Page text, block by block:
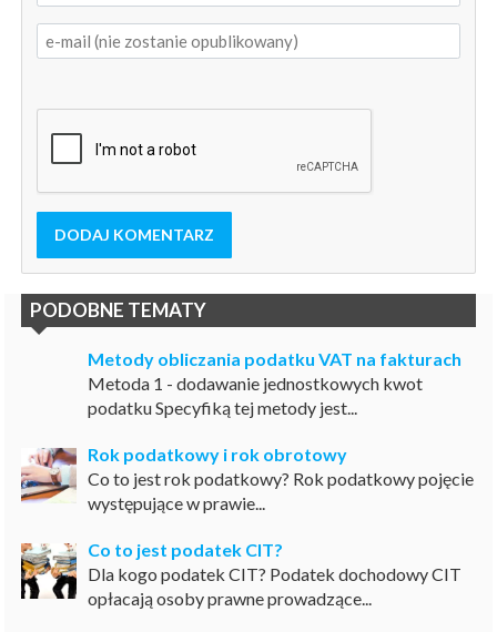
DODAJ KOMENTARZ
PODOBNE TEMATY
Metody obliczania podatku VAT na fakturach
Metoda 1 - dodawanie jednostkowych kwot
podatku Specyfiką tej metody jest...
Rok podatkowy i rok obrotowy
Co to jest rok podatkowy? Rok podatkowy pojęcie
występujące w prawie...
Co to jest podatek CIT?
Dla kogo podatek CIT? Podatek dochodowy CIT
opłacają osoby prawne prowadzące...